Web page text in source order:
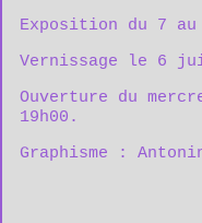
Exposition du 7
Vernissage le 6
Ouverture du
19h00.
Graphisme :